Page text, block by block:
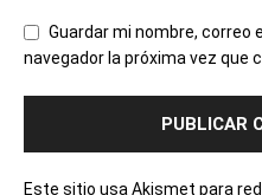
Guardar mi nombre, correo
navegador la próxima vez que
Este sitio usa Akismet para